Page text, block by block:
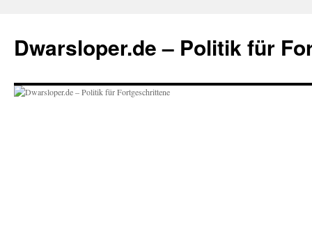
springen
Dwarsloper.de – Politik für